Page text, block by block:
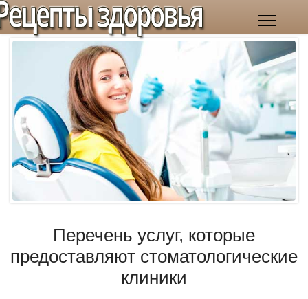
здоровья
Перечень услуг, которые
предоставляют стоматологические
клиники